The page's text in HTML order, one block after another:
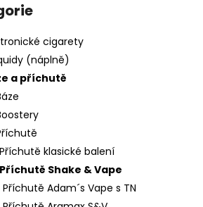
cigarety
(náplně)
a příchutě
Příchutě klasické balení
Příchutě Shake & Vape
Příchutě Adam´s Vape s TN